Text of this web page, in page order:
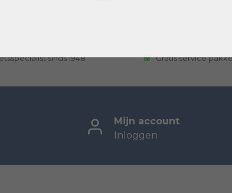
sinds 1948 Gratis service
Mijn account
Inloggen